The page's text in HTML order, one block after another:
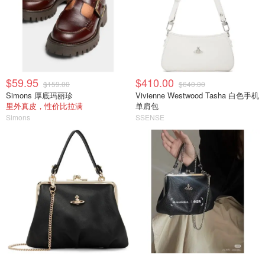
$59.95 $159.00
Simons 厚底玛丽珍
里外真皮，性价比拉满
Simons
$410.00 $640.00
Vivienne Westwood Tasha 白色手机
单肩包
SSENSE